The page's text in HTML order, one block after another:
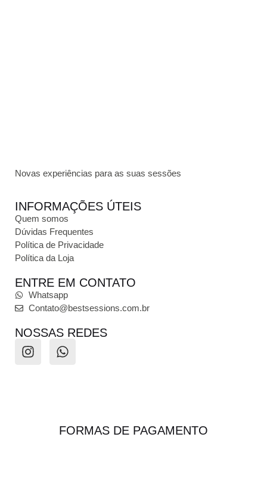
Novas experiências para as suas sessões
INFORMAÇÕES ÚTEIS
Quem somos
Dúvidas Frequentes
Política de Privacidade
Política da Loja
ENTRE EM CONTATO
Whatsapp
Contato@bestsessions.com.br
NOSSAS REDES
FORMAS DE PAGAMENTO